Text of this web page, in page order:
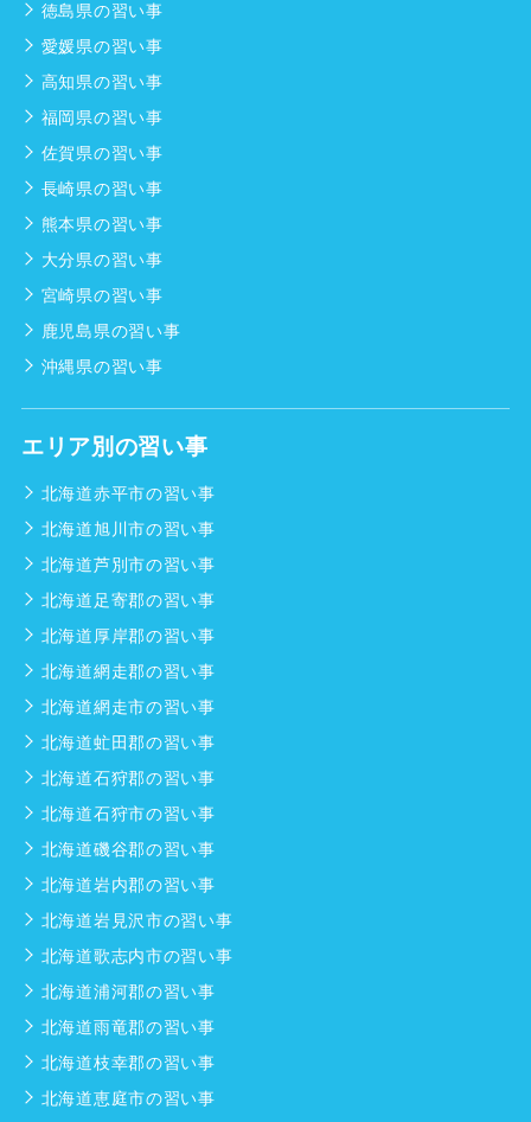
徳島県の習い事
愛媛県の習い事
高知県の習い事
福岡県の習い事
佐賀県の習い事
長崎県の習い事
熊本県の習い事
大分県の習い事
宮崎県の習い事
鹿児島県の習い事
沖縄県の習い事
エリア別の習い事
北海道赤平市の習い事
北海道旭川市の習い事
北海道芦別市の習い事
北海道足寄郡の習い事
北海道厚岸郡の習い事
北海道網走郡の習い事
北海道網走市の習い事
北海道虻田郡の習い事
北海道石狩郡の習い事
北海道石狩市の習い事
北海道磯谷郡の習い事
北海道岩内郡の習い事
北海道岩見沢市の習い事
北海道歌志内市の習い事
北海道浦河郡の習い事
北海道雨竜郡の習い事
北海道枝幸郡の習い事
北海道恵庭市の習い事